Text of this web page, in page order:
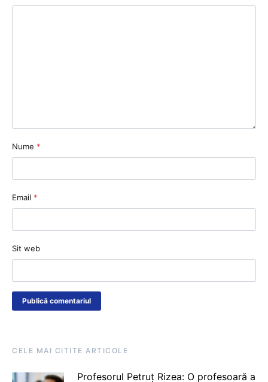
Nume *
Email *
Sit web
CELE MAI CITITE ARTICOLE
Profesorul Petruț Rizea: O profesoară a